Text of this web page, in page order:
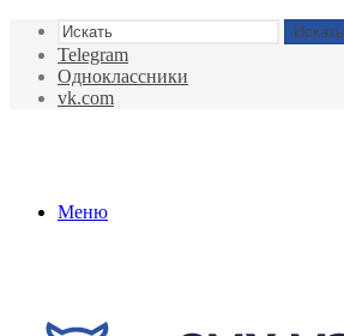
Искать
Telegram
Одноклассники
vk.com
Меню